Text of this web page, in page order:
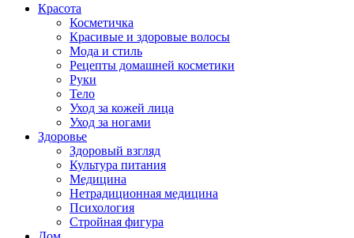
Красота
Косметичка
Красивые и здоровые волосы
Мода и стиль
Рецепты домашней косметики
Руки
Тело
Уход за кожей лица
Уход за ногами
Здоровье
Здоровый взгляд
Культура питания
Медицина
Нетрадиционная медицина
Психология
Стройная фигура